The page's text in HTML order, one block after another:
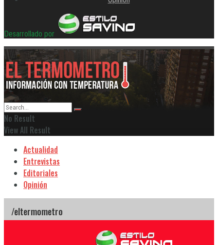
Desarrollado por
No Result
View All Result
Actualidad
Entrevistas
Editoriales
Opinión